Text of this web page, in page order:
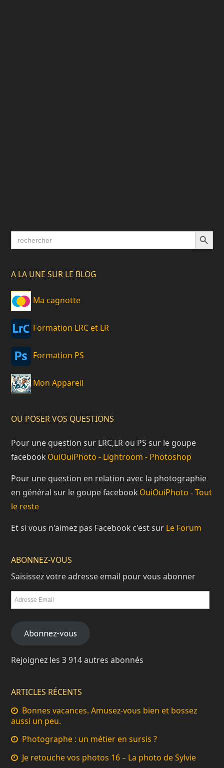
Search
for:
Search Button
A LA UNE SUR LE BLOG
Ma cagnotte
Formation LRC et LR
Formation PS
Mon Appareil
OU POSER VOS QUESTIONS
Pour une question sur LRC,LR ou PS sur le goupe
facebook OuiOuiPhoto - Lightroom - Photoshop
Pour une question en relation avec la photographie
en général sur le goupe facebook OuiOuiPhoto - Tout
le reste
Et si vous n'aimez pas Facebook c'est sur Le Forum
ABONNEZ-VOUS
Saisissez votre adresse email pour vous abonner
Abonnez-vous
Rejoignez les 3 914 autres abonnés
ARTICLES RÉCENTS
Bonnes vacances. Amusez-vous bien et bossez
aussi un peu.
Photographe : un métier en sursis ?
Je retouche vos photos 16 – La photo de Sylvie